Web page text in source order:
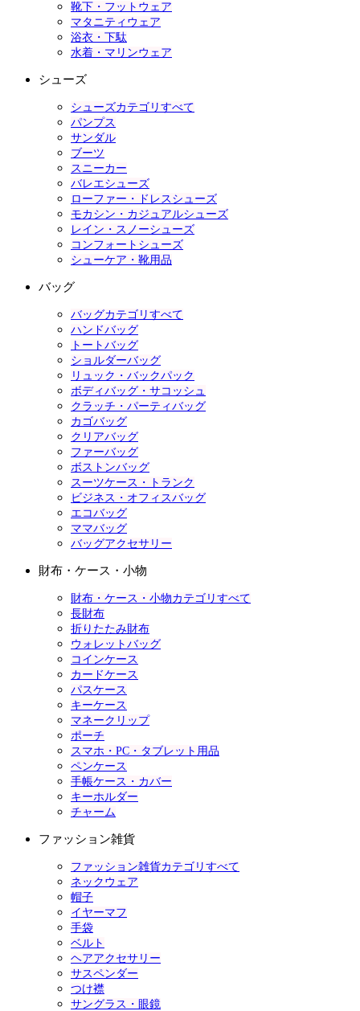
靴下・フットウェア
マタニティウェア
浴衣・下駄
水着・マリンウェア
シューズ
シューズカテゴリすべて
パンプス
サンダル
ブーツ
スニーカー
バレエシューズ
ローファー・ドレスシューズ
モカシン・カジュアルシューズ
レイン・スノーシューズ
コンフォートシューズ
シューケア・靴用品
バッグ
バッグカテゴリすべて
ハンドバッグ
トートバッグ
ショルダーバッグ
リュック・バックパック
ボディバッグ・サコッシュ
クラッチ・パーティバッグ
カゴバッグ
クリアバッグ
ファーバッグ
ボストンバッグ
スーツケース・トランク
ビジネス・オフィスバッグ
エコバッグ
ママバッグ
バッグアクセサリー
財布・ケース・小物
財布・ケース・小物カテゴリすべて
長財布
折りたたみ財布
ウォレットバッグ
コインケース
カードケース
パスケース
キーケース
マネークリップ
ポーチ
スマホ・PC・タブレット用品
ペンケース
手帳ケース・カバー
キーホルダー
チャーム
ファッション雑貨
ファッション雑貨カテゴリすべて
ネックウェア
帽子
イヤーマフ
手袋
ベルト
ヘアアクセサリー
サスペンダー
つけ襟
サングラス・眼鏡